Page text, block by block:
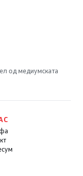
од медиумската